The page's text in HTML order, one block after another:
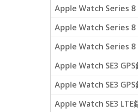
Apple Watch Series 8
Apple Watch Series 8
Apple Watch Series 8
Apple Watch SE3
Apple Watch SE3
Apple Watch SE3 LTE